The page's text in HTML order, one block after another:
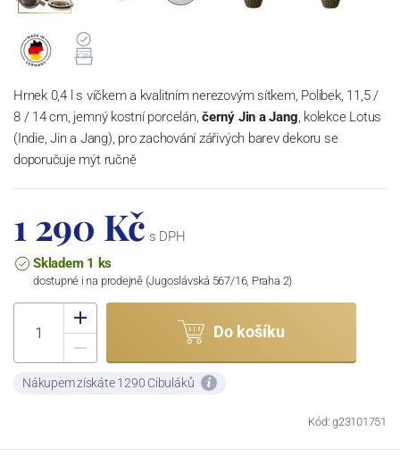
Hrnek 0,4 l s víčkem a kvalitním nerezovým sítkem, Polibek, 11,5 /
8 / 14 cm, jemný kostní porcelán,černý Jin a Jang, kolekce Lotus
(Indie, Jin a Jang), pro zachování zářivých barev dekoru se
doporučuje mýt ručně
1 290 Kč s DPH
Skladem 1 ks
dostupné i na prodejně (Jugoslávská 567/16, Praha 2)
Do košíku
Nákupem získáte 1290 Cibuláků
Kód: g23101751